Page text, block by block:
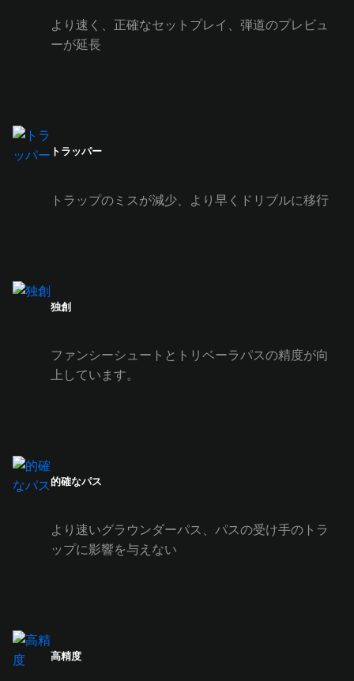
より速く、正確なセットプレイ、弾道のプレビュ
ーが延長
トラッパー
トラップのミスが減少、より早くドリブルに移行
独創
ファンシーシュートとトリベーラパスの精度が向
上しています。
的確なパス
より速いグラウンダーパス、パスの受け手のトラ
ップに影響を与えない
高精度